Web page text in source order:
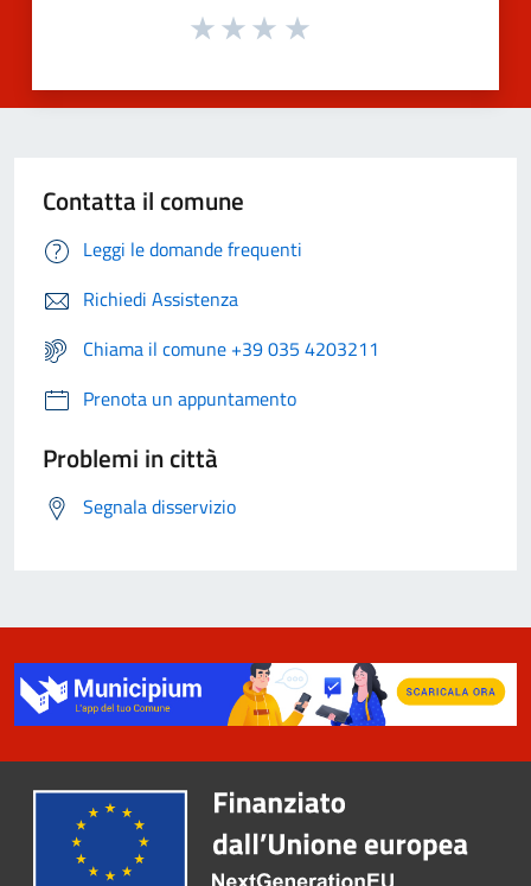
Contatta il comune
Leggi le domande frequenti
Richiedi Assistenza
Chiama il comune +39 035 4203211
Prenota un appuntamento
Problemi in città
Segnala disservizio